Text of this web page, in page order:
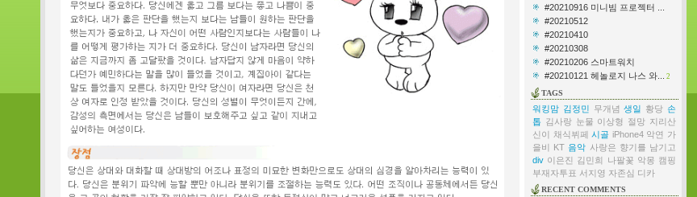
#20210916 미니빔 프로젝터 ...
#20210512
#20210410
#20210308
#20210206 스마트워치
#20210121 헤놀로지 나스 와...
2
TAGS
워킹맘 김정민 무개념 생일 황당 손
톱 김사랑 눈물 이상형 절망 지리산
신이 채식뷔페 시골 iPhone4 악연 가
을비 KT 음악 사랑은 향기를 남기고
div 이은진 김민희 나팔꽃 악몽 캠핑
부재자투표 서지영 자존심 디카
RECENT COMMENTS